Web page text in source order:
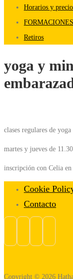
Horarios y
FORMACIONES
Retiros
yoga y
clases regulares de
martes y jueves de
inscripción con Celia
Cookie
Contacto
Copyright © 2026